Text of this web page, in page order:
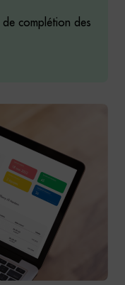
de complétion des